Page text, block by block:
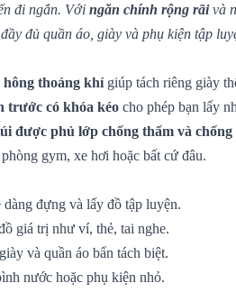
đi ngắn. Với ngăn chính rộng rãivà
đủ quần áo, giày và phụ kiện tập
hông thoáng khígiúp tách riêng giày
trước có khóa kéo cho phép bạn lấy
được phủ lớp chống thấm và
gym, xe hơi hoặc bất cứ đâu.
dàng đựng và lấy đồ tập luyện.
giá trị như ví, thẻ, tai nghe.
và quần áo bẩn tách biệt.
nước hoặc phụ kiện nhỏ.